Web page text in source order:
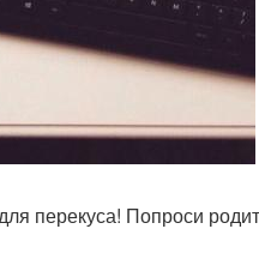
перекуса! Попроси